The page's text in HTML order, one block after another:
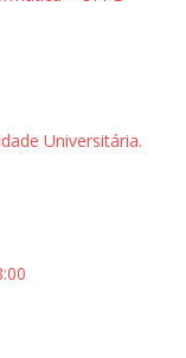
Universitária.